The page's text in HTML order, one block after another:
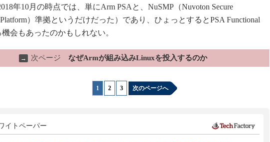
年10月の時点では、単にArm PSAと、NuSMP（Nuvoton Secure
）準拠というだけだった）であり、ひょっとするとPSA Functional
会もあったのかもしれない。
→ 次ページ なぜArmが組み込みLinuxを投入するのか
1 2 3 次のページへ
イトペーパー